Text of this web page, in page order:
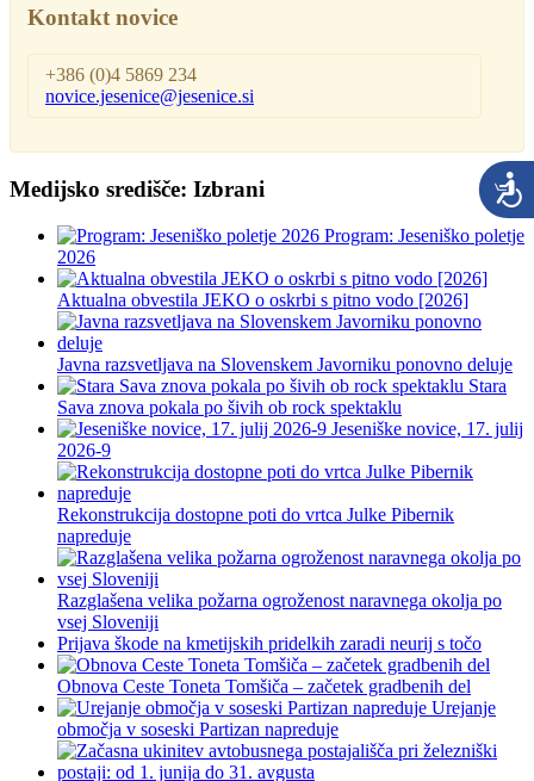
Kontakt novice
+386 (0)4 5869 234
novice.jesenice@jesenice.si
Medijsko središče: Izbrani
Program: Jeseniško poletje
2026
Aktualna obvestila JEKO o oskrbi s pitno vodo [2026]
Javna razsvetljava na Slovenskem Javorniku ponovno deluje
Stara
Sava znova pokala po šivih ob rock spektaklu
Jeseniške novice, 17. julij
2026-9
Rekonstrukcija dostopne poti do vrtca Julke Pibernik
napreduje
Razglašena velika požarna ogroženost naravnega okolja po
vsej Sloveniji
Prijava škode na kmetijskih pridelkih zaradi neurij s točo
Obnova Ceste Toneta Tomšiča – začetek gradbenih del
Urejanje
območja v soseski Partizan napreduje